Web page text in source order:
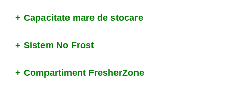
+ Capacitate mare de stocare
+ Sistem No Frost
+ Compartiment FresherZone